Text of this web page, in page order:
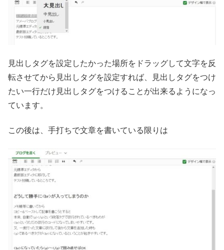
見出しタグを設定したかった場所をドラッグして文字を反
転させてから見出しタグを設定すれば、見出しタグをつけ
たい一行だけ見出しタグをつけることが出来るようになっ
ています。
この後は、手打ちで文章を書いている限りは